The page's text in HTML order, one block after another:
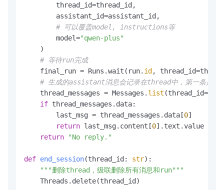
        thread_id=thread_id,
        assistant_id=assistant_id,
# 可以覆盖model, instructions等
        model=
"qwen-plus"
    )
# 等待run完成
    final_run = Runs.wait(run.
id ,
# 生成的assistant消息会记录在thread中，第一条是
    thread_messages = Messages.
list
if thread_messages.data:
        last_msg = thread_messages.data[
0]
return last_msg.content[0].text.value
return
"No reply."
def end_session(thread_id: str):
"""删除thread，级联删除所有消息和run"""
    Threads.delete(thread_id)